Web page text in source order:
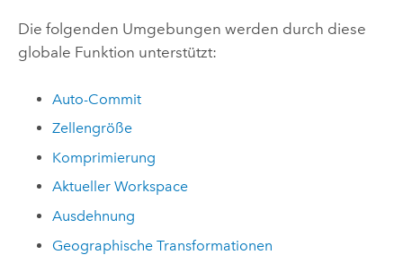
Die folgenden Umgebungen werden durch diese
globale Funktion unterstützt:
Auto-Commit
Zellengröße
Komprimierung
Aktueller Workspace
Ausdehnung
Geographische Transformationen